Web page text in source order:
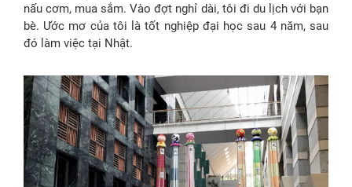
nấu cơm, mua sắm. Vào đợt nghỉ dài, tôi đi du lịch với bạn
bè. Ước mơ của tôi là tốt nghiệp đại học sau 4 năm, sau
đó làm việc tại Nhật.